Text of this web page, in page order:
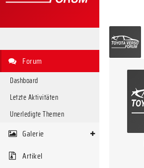
Forum
Dashboard
Letzte Aktivitäten
Unerledigte Themen
Galerie
Artikel